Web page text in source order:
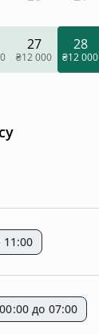
27
₴12 000
28
₴12 000
11:00
до 07:00